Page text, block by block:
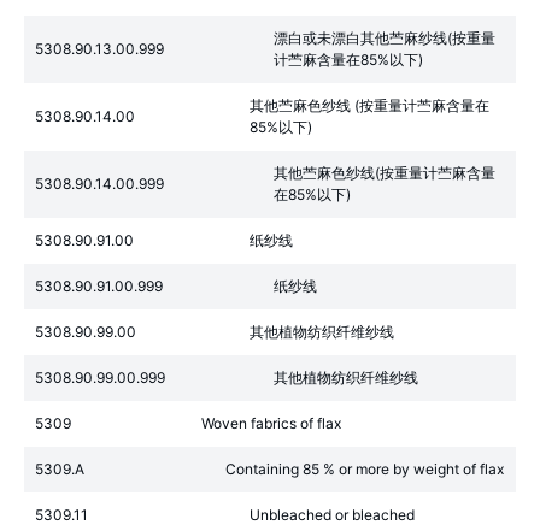
5308.90.13.00.999
漂白或未漂白其他苎麻纱线(按重量
计苎麻含量在85%以下)
5308.90.14.00
其他苎麻色纱线 (按重量计苎麻含量在
85%以下)
5308.90.14.00.999
其他苎麻色纱线(按重量计苎麻含量
在85%以下)
5308.90.91.00 纸纱线
5308.90.91.00.999 纸纱线
5308.90.99.00 其他植物纺织纤维纱线
5308.90.99.00.999 其他植物纺织纤维纱线
5309 Woven fabrics of flax
5309.A Containing 85 % or more by weight of flax
5309.11 Unbleached or bleached